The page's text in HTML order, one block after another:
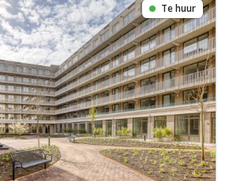
Te huur